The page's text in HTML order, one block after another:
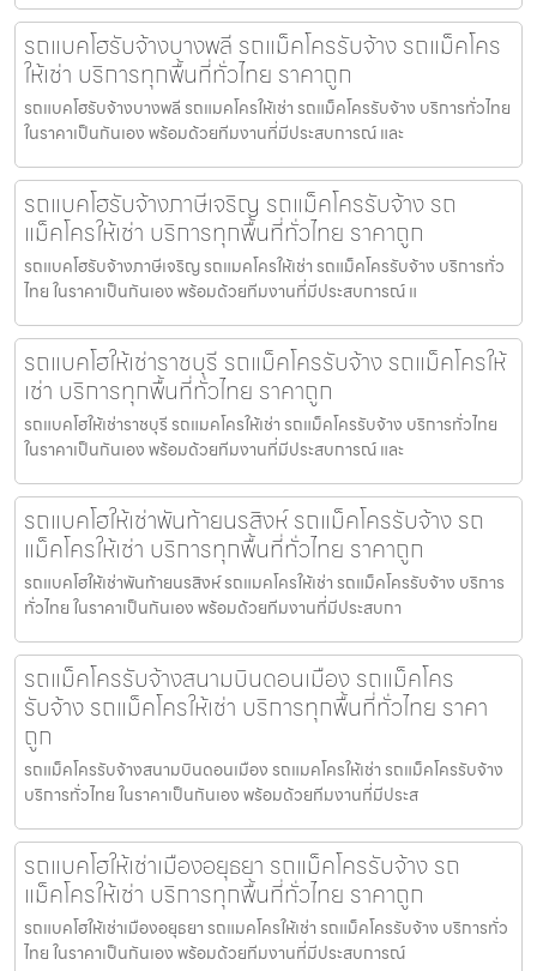
รถแบคโฮรับจ้างบางพลี รถแม็คโครรับจ้าง รถแม็คโคร
ให้เช่า บริการทุกพื้นที่ทั่วไทย ราคาถูก
รถแบคโฮรับจ้างบางพลี รถแมคโครให้เช่า รถแม็คโครรับจ้าง บริการทั่วไทย
ในราคาเป็นกันเอง พร้อมด้วยทีมงานที่มีประสบการณ์ และ
รถแบคโฮรับจ้างภาษีเจริญ รถแม็คโครรับจ้าง รถ
แม็คโครให้เช่า บริการทุกพื้นที่ทั่วไทย ราคาถูก
รถแบคโฮรับจ้างภาษีเจริญ รถแมคโครให้เช่า รถแม็คโครรับจ้าง บริการทั่ว
ไทย ในราคาเป็นกันเอง พร้อมด้วยทีมงานที่มีประสบการณ์ แ
รถแบคโฮให้เช่าราชบุรี รถแม็คโครรับจ้าง รถแม็คโครให้
เช่า บริการทุกพื้นที่ทั่วไทย ราคาถูก
รถแบคโฮให้เช่าราชบุรี รถแมคโครให้เช่า รถแม็คโครรับจ้าง บริการทั่วไทย
ในราคาเป็นกันเอง พร้อมด้วยทีมงานที่มีประสบการณ์ และ
รถแบคโฮให้เช่าพันท้ายนรสิงห์ รถแม็คโครรับจ้าง รถ
แม็คโครให้เช่า บริการทุกพื้นที่ทั่วไทย ราคาถูก
รถแบคโฮให้เช่าพันท้ายนรสิงห์ รถแมคโครให้เช่า รถแม็คโครรับจ้าง บริการ
ทั่วไทย ในราคาเป็นกันเอง พร้อมด้วยทีมงานที่มีประสบกา
รถแม็คโครรับจ้างสนามบินดอนเมือง รถแม็คโคร
รับจ้าง รถแม็คโครให้เช่า บริการทุกพื้นที่ทั่วไทย ราคา
ถูก
รถแม็คโครรับจ้างสนามบินดอนเมือง รถแมคโครให้เช่า รถแม็คโครรับจ้าง
บริการทั่วไทย ในราคาเป็นกันเอง พร้อมด้วยทีมงานที่มีประส
รถแบคโฮให้เช่าเมืองอยุธยา รถแม็คโครรับจ้าง รถ
แม็คโครให้เช่า บริการทุกพื้นที่ทั่วไทย ราคาถูก
รถแบคโฮให้เช่าเมืองอยุธยา รถแมคโครให้เช่า รถแม็คโครรับจ้าง บริการทั่ว
ไทย ในราคาเป็นกันเอง พร้อมด้วยทีมงานที่มีประสบการณ์